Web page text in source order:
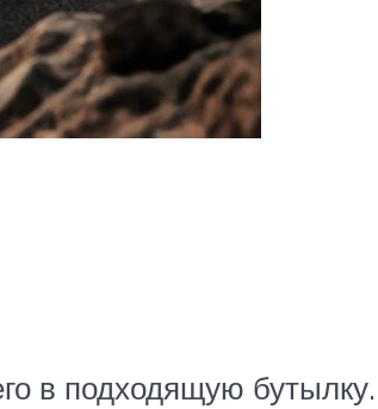
в подходящую